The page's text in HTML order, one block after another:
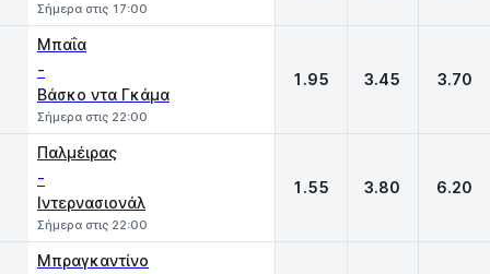
Σήμερα στις 17:00
Μπαΐα
-
Βάσκο ντα Γκάμα
Σήμερα στις 22:00
1.95 3.45 3.70
Παλμέιρας
-
Ιντερνασιονάλ
Σήμερα στις 22:00
1.55 3.80 6.20
Μπραγκαντίνο